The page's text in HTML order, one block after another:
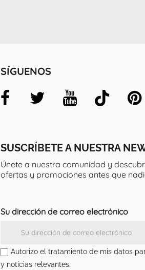
SUSCRÍBETE A NUESTRA
Únete a nuestra comunidad y
ofertas y promociones antes que
Su dirección de correo electrónico
Autorizo el tratamiento de mis datos
y noticias relevantes.
SÍGUENOS